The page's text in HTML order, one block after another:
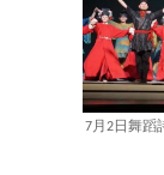
7月2日舞蹈